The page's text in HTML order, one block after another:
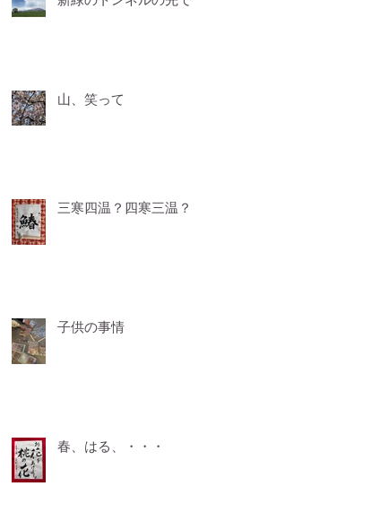
山、笑って
三寒四温？四寒三温？
子供の事情
春、はる、・・・